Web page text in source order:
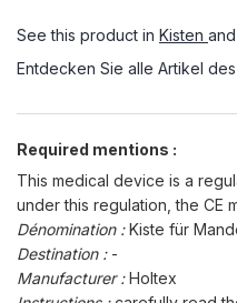
See this product in Kisten and
Entdecken Sie alle Artikel
Required mentions :
This medical device is a
under this regulation, the CE
Dénomination :Kiste für
Destination : -
Manufacturer :Holtex